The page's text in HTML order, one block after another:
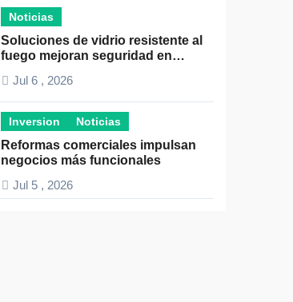
Noticias
Soluciones de vidrio resistente al
fuego mejoran seguridad en
Jul 6 , 2026
Inversion Noticias
Reformas comerciales impulsan
negocios más funcionales
Jul 5 , 2026